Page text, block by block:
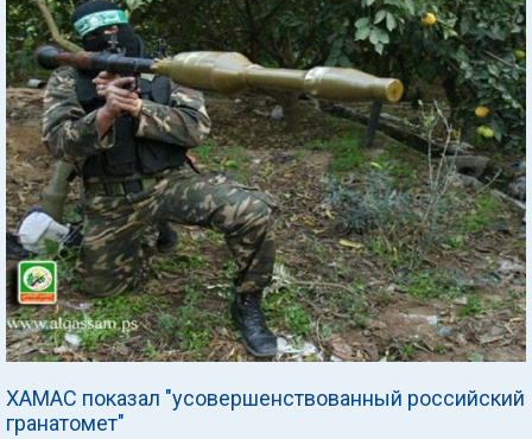
ХАМАС показал "усовершенствованный российский
гранатомет"